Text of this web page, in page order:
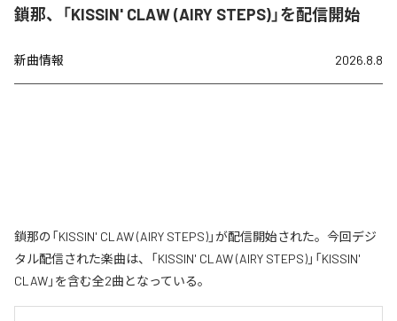
鎖那、「KISSIN' CLAW (AIRY STEPS)」を配信開始
新曲情報 2026.8.8
鎖那の「KISSIN' CLAW (AIRY STEPS)」が配信開始された。今回デジ
タル配信された楽曲は、「KISSIN' CLAW (AIRY STEPS)」「KISSIN'
CLAW」を含む全2曲となっている。